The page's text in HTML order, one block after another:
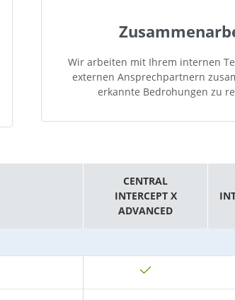
Wir arbeiten mit Ihrem internen
externen Ansprechpartnern
erkannte Bedrohungen zu
CENTRAL
INTERCEPT X
ADVANCED